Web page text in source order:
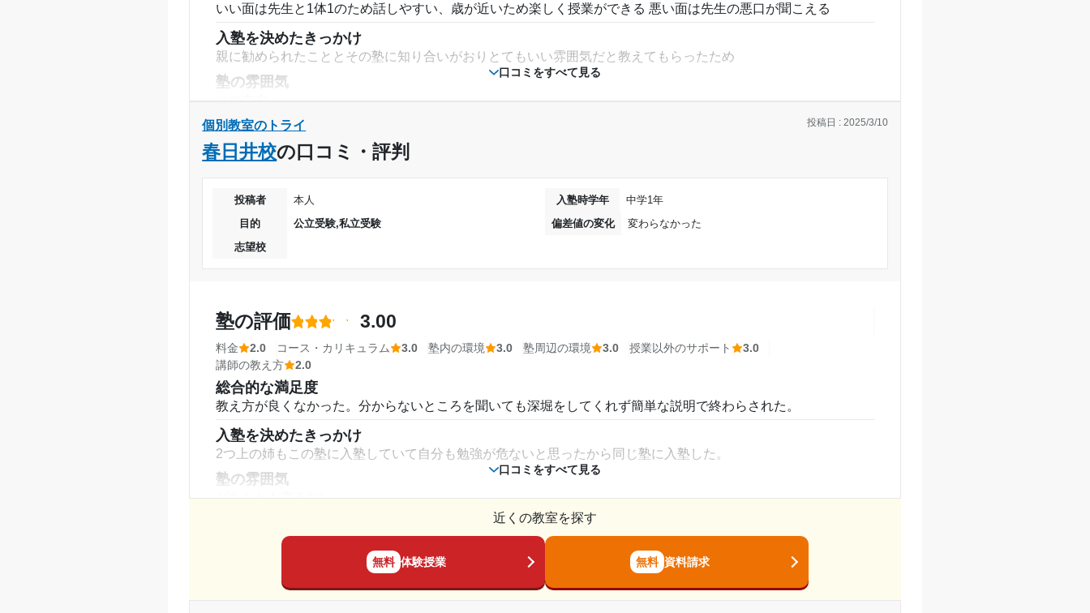
口コミをすべて見る
いい面は先生と1体1のため話しやすい、歳が近いため楽しく授業ができる 悪い面は先生の悪口が聞こえる
入塾を決めたきっかけ
親に勧められたこととその塾に知り合いがおりとてもいい雰囲気だと教えてもらったため
塾の雰囲気
料金
少し高いと感じるがりょうしんてきでとてもいい値段だと感じた。通いやすい値段だと感じる
塾で分からずどもってしまってその授業が終わった時に講師が悪口を言っているのが聞こえてしまったためこの
点数です。ほかは本当に文句がないほどいいです
塾周辺の環境
駅がとても近く通うのはとても楽だと感じました。入っている建物で2階と階段を上ることはあるがそんなにきつ
い階段じゃない
授業以外のサポート
優しく寄り添いながら話してくれるので、とても相談しやすかった。自分の現在も状況も詳しく言ってくれた
利用詳細
通塾期間 2020年6月〜2023年3月(2年10ヶ月)
受講コース
通塾頻度
口コミをすべて見る
個別教室のトライ
春日井校の口コミ・評判
投稿日 : 2025/3/10
投稿者 本人 入塾時学年
中学1年
目的
公立受験,私立受験 偏差値の変化
変わらなかった
志望校
塾の評価 3.00
料金 2.0 コース・カリキュラム 3.0 塾内の環境 3.0 塾周辺の環境 3.0 授業以外のサポート
3.0
講師の教え方
2.0
総合的な満足度
教え方が良くなかった。分からないところを聞いても深堀をしてくれず簡単な説明で終わらされた。
入塾を決めたきっかけ
2つ上の姉もこの塾に入塾していて自分も勉強が危ないと思ったから同じ塾に入塾した。
塾の雰囲気
教師の授業の質に対して授業料が高いんじゃないかと感じた。月収がもう少し安かったら納得のいく質だった。
自主学習部屋が常に開かれていたから家で集中して勉強できない時は直ぐに塾へ行き勉強する環境を整えた。
近くの教室を探す
無料 体験授業 無料 資料請求